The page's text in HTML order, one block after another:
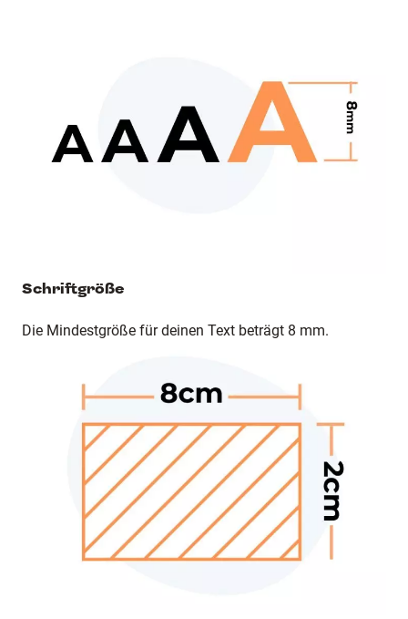
Schriftgröße
Die Mindestgröße für deinen Text beträgt 8 mm.